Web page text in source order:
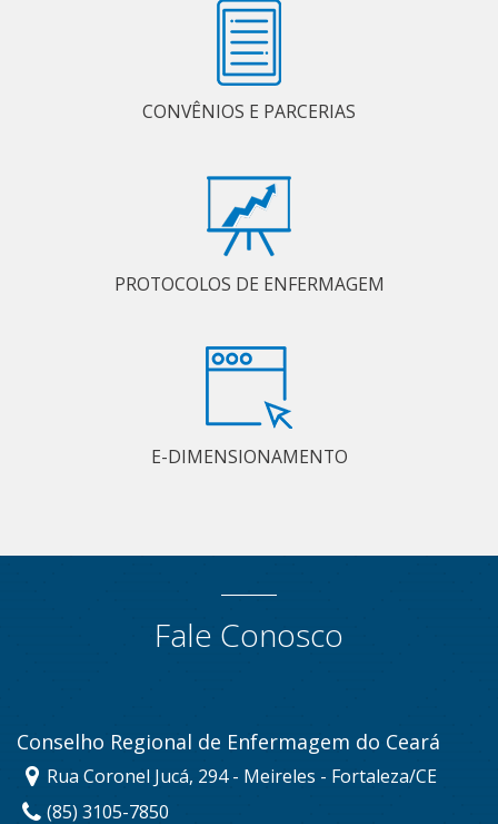
CONVÊNIOS E PARCERIAS
PROTOCOLOS DE ENFERMAGEM
E-DIMENSIONAMENTO
Fale Conosco
Conselho Regional de Enfermagem do Ceará
Rua Coronel Jucá, 294 - Meireles - Fortaleza/CE
(85) 3105-7850